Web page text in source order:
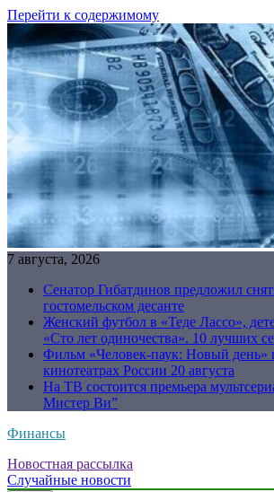
Перейти к содержимому
7 августа, 2026
Сенатор Гибатдинов предложил
гостомельском десанте
Женский футбол в «Теде Лассо»,
«Сто лет одиночества». 10 лучших
Фильм «Человек-паук: Новый день»
кинотеатрах России 20 августа
На ТВ состоится премьера
Мистер Ви”
Финансы
Новостная рассылка
Случайные новости